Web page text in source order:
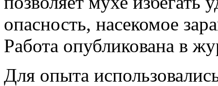
опасность, насекомое
Работа опубликована в
Для опыта